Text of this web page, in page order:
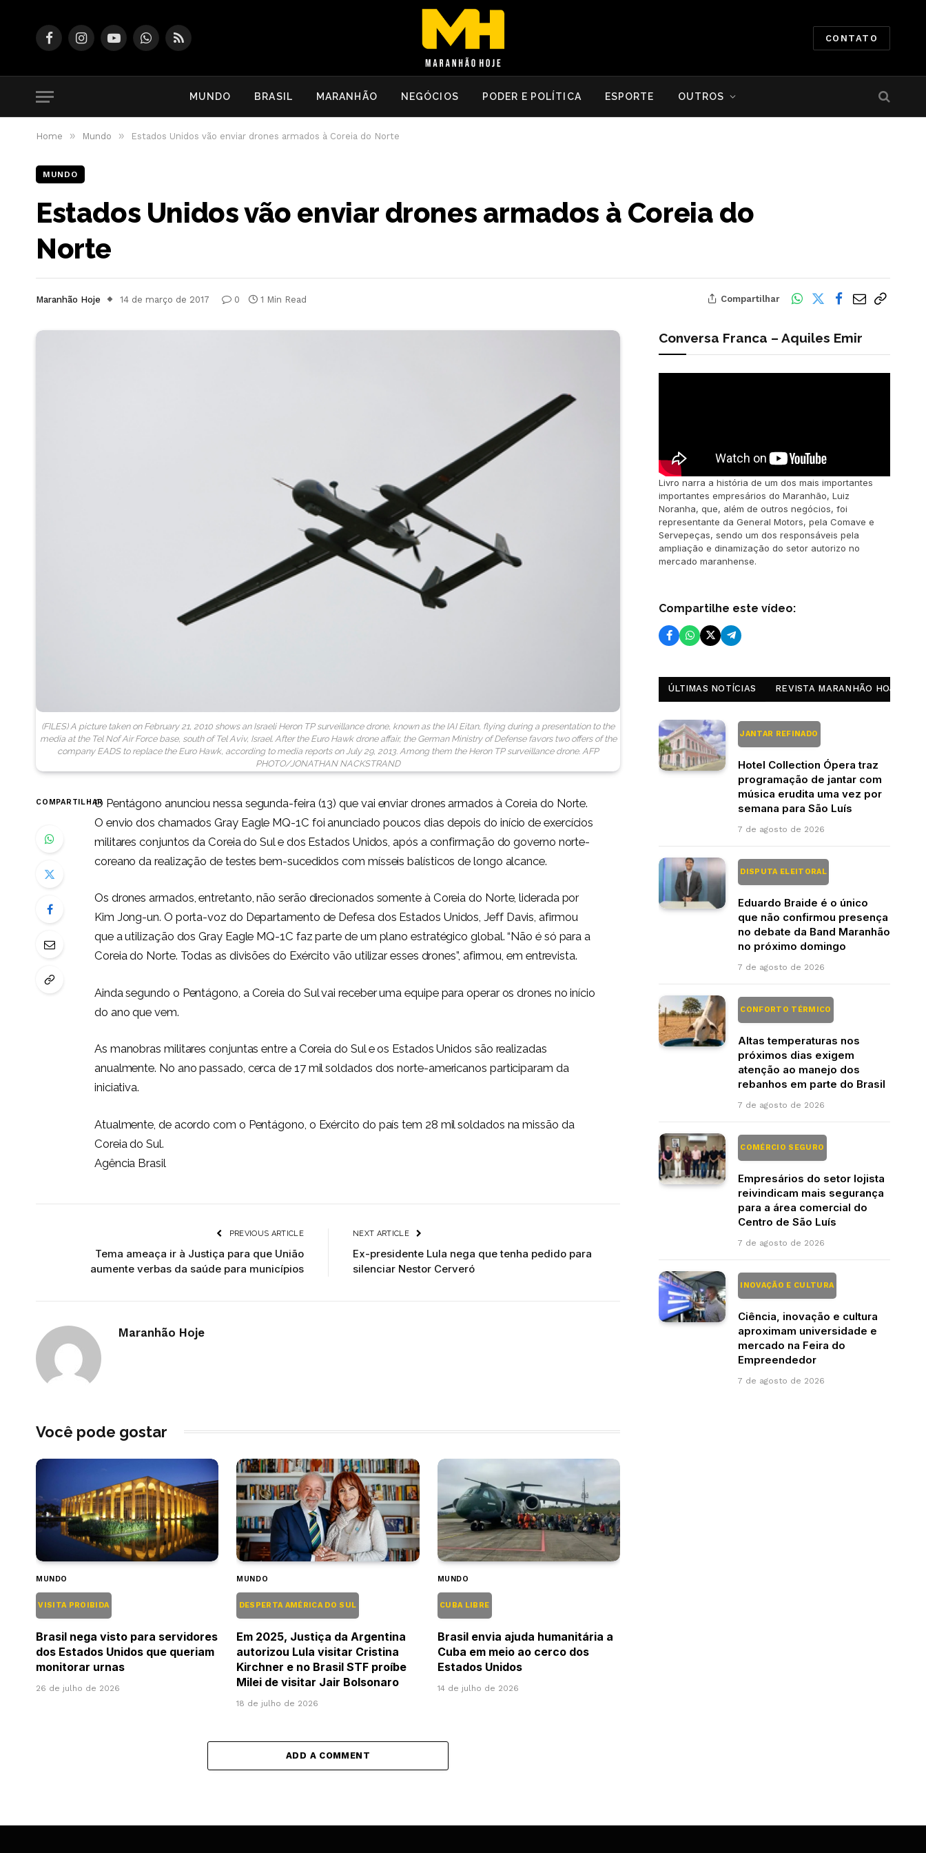
FacebookInstagramYouTubeWhatsApp
RSS
CONTATO
MUNDO BRASIL MARANHÃO NEGÓCIOS PODER E POLÍTICA ESPORTE OUTROS
Home » Mundo » Estados Unidos vão enviar drones armados à Coreia do Norte
MUNDO
Estados Unidos vão enviar drones armados à Coreia do
Norte
Maranhão Hoje 14 de março de 2017 0 1 Min Read Compartilhar
(FILES) A picture taken on February 21, 2010 shows an Israeli Heron TP surveillance drone, known as the IAI Eitan, flying during a presentation to the
media at the Tel Nof Air Force base, south of Tel Aviv, Israel. After the Euro Hawk drone affair, the German Ministry of Defense favors two offers of the
company EADS to replace the Euro Hawk, according to media reports on July 29, 2013. Among them the Heron TP surveillance drone. AFP
PHOTO/JONATHAN NACKSTRAND
COMPARTILHARO Pentágono anunciou nessa segunda-feira (13) que vai enviar drones armados à Coreia do Norte.
O envio dos chamados Gray Eagle MQ-1C foi anunciado poucos dias depois do início de exercícios
militares conjuntos da Coreia do Sul e dos Estados Unidos, após a confirmação do governo norte-
coreano da realização de testes bem-sucedidos com mísseis balísticos de longo alcance.
Os drones armados, entretanto, não serão direcionados somente à Coreia do Norte, liderada por
Kim Jong-un. O porta-voz do Departamento de Defesa dos Estados Unidos, Jeff Davis, afirmou
que a utilização dos Gray Eagle MQ-1C faz parte de um plano estratégico global. “Não é só para a
Coreia do Norte. Todas as divisões do Exército vão utilizar esses drones”, afirmou, em entrevista.
Ainda segundo o Pentágono, a Coreia do Sul vai receber uma equipe para operar os drones no início
do ano que vem.
As manobras militares conjuntas entre a Coreia do Sul e os Estados Unidos são realizadas
anualmente. No ano passado, cerca de 17 mil soldados dos norte-americanos participaram da
iniciativa.
Atualmente, de acordo com o Pentágono, o Exército do país tem 28 mil soldados na missão da
Coreia do Sul.
Agência Brasil
PREVIOUS ARTICLE
Tema ameaça ir à Justiça para que União
aumente verbas da saúde para municípios
NEXT ARTICLE
Ex-presidente Lula nega que tenha pedido para
silenciar Nestor Cerveró
Maranhão Hoje
Você pode gostar
MUNDO
VISITA PROIBIDA
Brasil nega visto para servidores
dos Estados Unidos que queriam
monitorar urnas
26 de julho de 2026
MUNDO
DESPERTA AMÉRICA DO SUL
Em 2025, Justiça da Argentina
autorizou Lula visitar Cristina
Kirchner e no Brasil STF proíbe
Milei de visitar Jair Bolsonaro
18 de julho de 2026
MUNDO
CUBA LIBRE
Brasil envia ajuda humanitária a
Cuba em meio ao cerco dos
Estados Unidos
14 de julho de 2026
ADD A COMMENT
Conversa Franca – Aquiles Emir
Livro narra a história de um dos mais importantes
importantes empresários do Maranhão, Luiz
Noranha, que, além de outros negócios, foi
representante da General Motors, pela Comave e
Servepeças, sendo um dos responsáveis pela
ampliação e dinamização do setor autorizo no
mercado maranhense.
Compartilhe este vídeo:
ÚLTIMAS NOTÍCIAS REVISTA MARANHÃO HOJE
JANTAR REFINADO
Hotel Collection Ópera traz
programação de jantar com
música erudita uma vez por
semana para São Luís
7 de agosto de 2026
DISPUTA ELEITORAL
Eduardo Braide é o único
que não confirmou presença
no debate da Band Maranhão
no próximo domingo
7 de agosto de 2026
CONFORTO TÉRMICO
Altas temperaturas nos
próximos dias exigem
atenção ao manejo dos
rebanhos em parte do Brasil
7 de agosto de 2026
COMÉRCIO SEGURO
Empresários do setor lojista
reivindicam mais segurança
para a área comercial do
Centro de São Luís
7 de agosto de 2026
INOVAÇÃO E CULTURA
Ciência, inovação e cultura
aproximam universidade e
mercado na Feira do
Empreendedor
7 de agosto de 2026